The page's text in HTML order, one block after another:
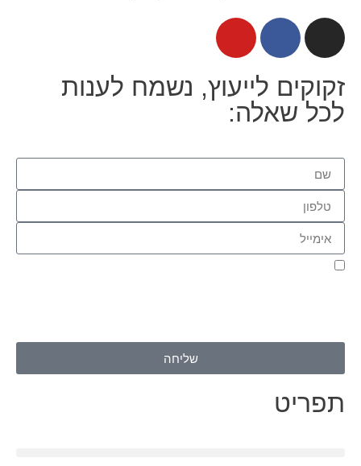
זקוקים לייעוץ, נשמח לענות
לכל שאלה:
שליחה
תפריט